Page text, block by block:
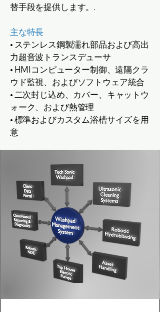
替手段を提供します。.
主な特長
• ステンレス鋼製濡れ部品および高出
力超音波トランスデューサ
• HMIコンピューター制御、遠隔クラ
ウド監視、およびソフトウェア統合
• 二次封じ込め、カバー、キャットウ
ォーク、および熱管理
• 標準およびカスタム浴槽サイズを用
意